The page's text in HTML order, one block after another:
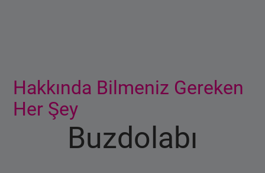
Hakkında Bilmeniz Gereken
Her Şey
Buzdolabı